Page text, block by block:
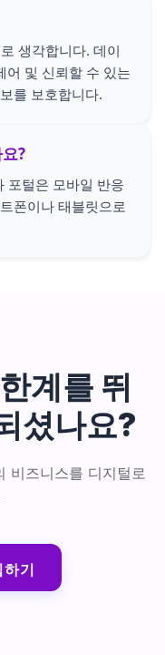
생각합니다. 데이
어 및 신뢰할 수 있는
를 보호합니다.
?
포털은 모바일 반응
폰이나 태블릿으로
계를 뛰
셨나요?
비즈니스를 디지털로
기